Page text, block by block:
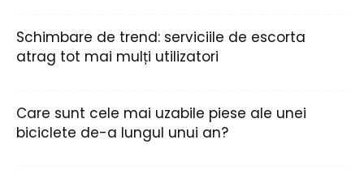
Schimbare de trend: serviciile de escorta
atrag tot mai mulți utilizatori
Care sunt cele mai uzabile piese ale unei
biciclete de-a lungul unui an?